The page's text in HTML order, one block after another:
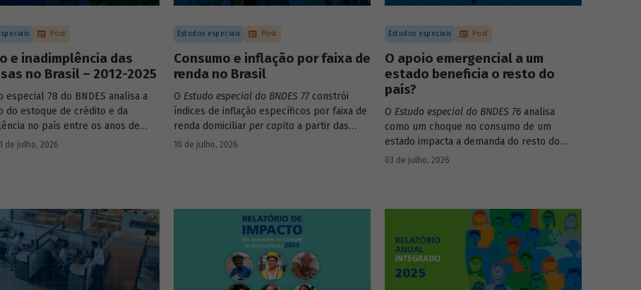
Post
e inadimplência das
no Brasil – 2012-2025
especial 78 do BNDES analisa a
do estoque de crédito e da
no país entre os anos de
explorando dois recortes
de julho, 2026
Estudos especiais Post
Consumo e inflação por faixa de
renda no Brasil
O Estudo especial do BNDES 77constrói
índices de inflação específicos por faixa de
renda domiciliar per capita a partir das
estruturas de consumo da POF 2017-2018
durante o período.
10 de julho, 2026
Estudos especiais Post
O apoio emergencial a um
estado beneficia o resto do
país?
O Estudo especial do BNDES 76 analisa
como um choque no consumo de um
estado impacta a demanda do resto do
país, usando como exemplo o caso do Rio
03 de julho, 2026